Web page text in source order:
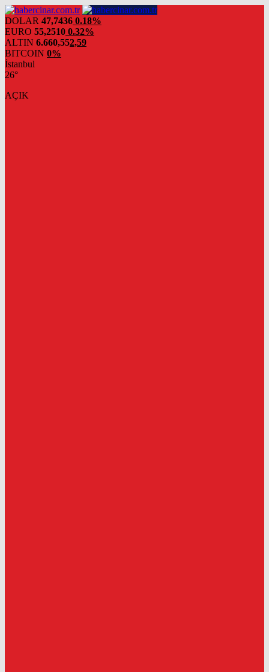
DOLAR 47,7436 0.18%
EURO 55,2510 0.32%
ALTIN 6.660,552,59
BITCOIN 0%
İstanbul
26°
AÇIK